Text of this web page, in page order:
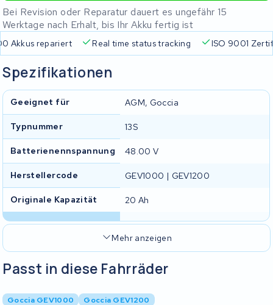
Bei Revision oder Reparatur dauert es ungefähr 15
Werktage nach Erhalt, bis Ihr Akku fertig ist
Akkus repariert Real time status tracking ISO 9001
Spezifikationen
Geeignet für AGM, Goccia
Typnummer 13S
Batterienennspannung 48.00 V
Herstellercode GEV1000 | GEV1200
Originale Kapazität 20 Ah
Mehr anzeigen
Passt in diese Fahrräder
Goccia GEV1000 Goccia GEV1200